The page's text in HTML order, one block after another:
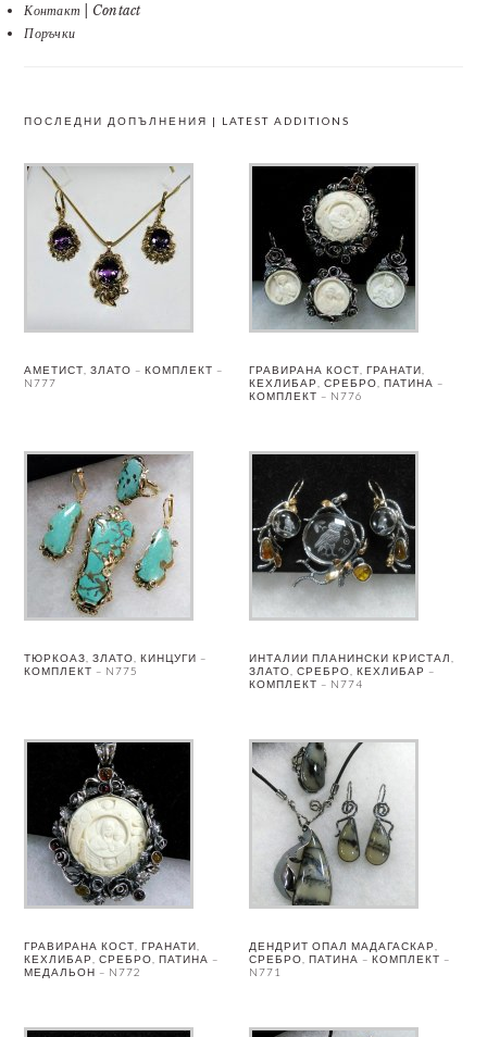
Контакт | Contact
Поръчки
ПОСЛЕДНИ ДОПЪЛНЕНИЯ | LATEST ADDITIONS
АМЕТИСТ, ЗЛАТО – КОМПЛЕКТ –
N777
ГРАВИРАНА КОСТ, ГРАНАТИ,
КЕХЛИБАР, СРЕБРО, ПАТИНА –
КОМПЛЕКТ – N776
ТЮРКОАЗ, ЗЛАТО, КИНЦУГИ –
КОМПЛЕКТ – N775
ИНТАЛИИ ПЛАНИНСКИ КРИСТАЛ,
ЗЛАТО, СРЕБРО, КЕХЛИБАР –
КОМПЛЕКТ – N774
ГРАВИРАНА КОСТ, ГРАНАТИ,
КЕХЛИБАР, СРЕБРО, ПАТИНА –
МЕДАЛЬОН – N772
ДЕНДРИТ ОПАЛ МАДАГАСКАР,
СРЕБРО, ПАТИНА – КОМПЛЕКТ –
N771